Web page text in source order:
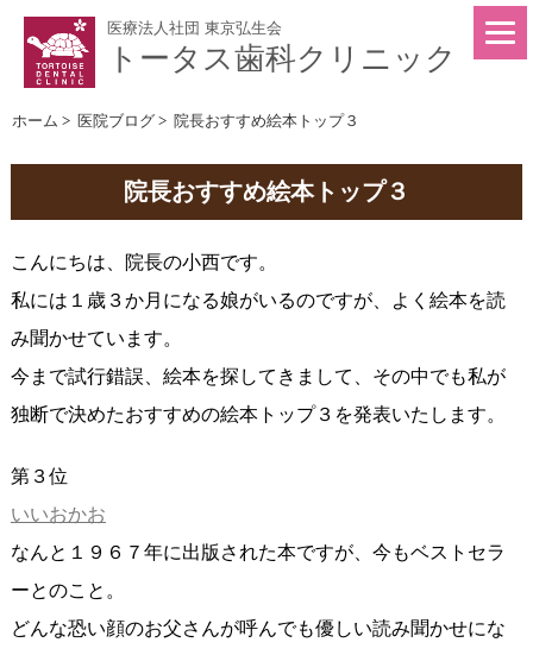
医療法人社団 東京弘生会
トータス歯科クリニック
ホーム > 医院ブログ > 院長おすすめ絵本トップ３
院長おすすめ絵本トップ３
こんにちは、院長の小西です。
私には１歳３か月になる娘がいるのですが、よく絵本を読
み聞かせています。
今まで試行錯誤、絵本を探してきまして、その中でも私が
独断で決めたおすすめの絵本トップ３を発表いたします。
第３位
いいおかお
なんと１９６７年に出版された本ですが、今もベストセラ
ーとのこと。
どんな恐い顔のお父さんが呼んでも優しい読み聞かせにな